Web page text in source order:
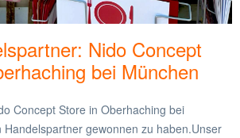
Nido Concept
bei München
Concept Store in Oberhaching bei
gewonnen zu haben.Unser